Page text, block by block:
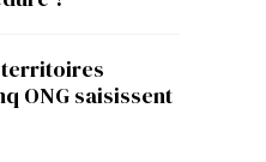
territoires
ONG saisissent